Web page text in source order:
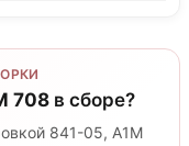
708 в сборе?
841-05, A1M